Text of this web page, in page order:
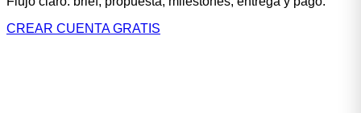
CREAR CUENTA GRATIS